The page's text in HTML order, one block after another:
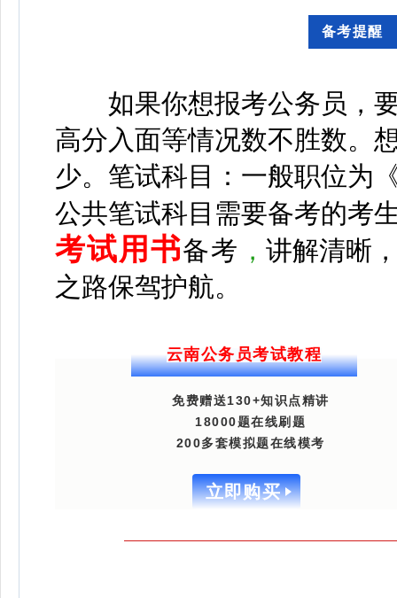
备考提醒
如果你想报考公务员，要
高分入面等情况数不胜数。
少。 笔试科目：一般职位为
公共笔试科目需要备考的考
考试用书备考 ， 讲解清晰
之路保驾护航。
云南公务员考试教程
免费赠送130+知识点精讲
18000题在线刷题
200多套模拟题在线模考
立即购买